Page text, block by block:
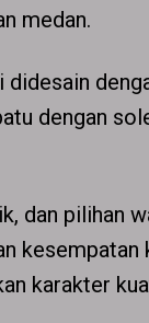
medan.
didesain
dengan
dan pilihan
kesempatan
karakter